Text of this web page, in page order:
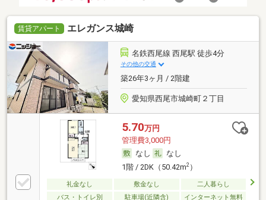
賃貸アパート エレガンス城崎
名鉄西尾線 西尾駅 徒歩4分
その他の交通
築26年3ヶ月 / 2階建
愛知県西尾市城崎町２丁目
5.70万円
管理費3,000円
なし
なし
1階 / 2DK（50.42m2）
礼金なし 敷金なし
二人暮らし
バス・トイレ別
駐車場(近隣含) インターネット無料